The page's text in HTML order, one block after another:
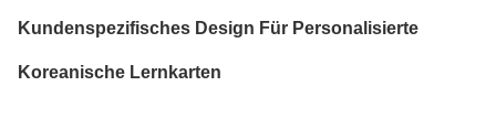
Kundenspezifisches Design Für Personalisierte
Koreanische Lernkarten